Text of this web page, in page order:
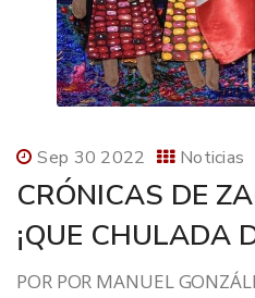
Sep 30 2022 Noticias
CRÓNICAS DE
¡QUE CHULADA
POR POR MANUEL